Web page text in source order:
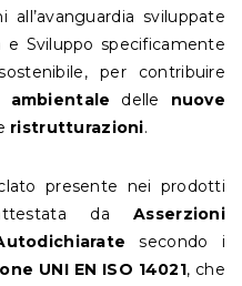
all’avanguardia sviluppate
e Sviluppo specificamente
per contribuire
ambientale delle nuove
ristrutturazioni.
presente nei prodotti
attestata daAsserzioni
secondo i
UNI EN ISO 14021, che